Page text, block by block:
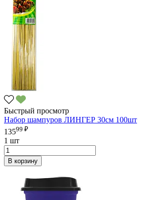
Быстрый просмотр
Набор шампуров ЛИНГЕР 30см 100шт
13599 ₽
1 шт
В корзину